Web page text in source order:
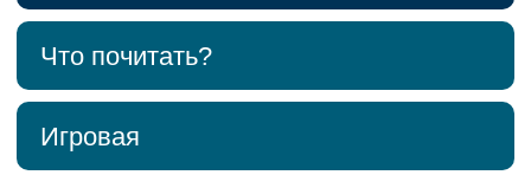
Что почитать?
Игровая